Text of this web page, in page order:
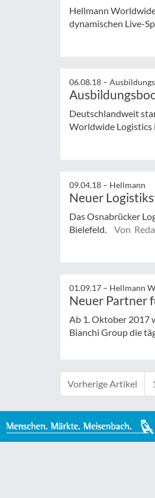
Hellmann
dynamischen Live-
06.08.18 –
Deutschlandweit
Worldwide Logistics
09.04.18 – Hellmann
Neuer
Das Osnabrücker
Bielefeld.
Von
01.09.17 – Hellmann
Neuer Partner
Ab 1. Oktober 2017
Bianchi Group die
Vorherige Artikel